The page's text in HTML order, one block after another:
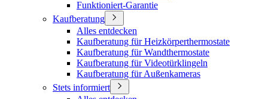
Funktioniert-Garantie
Kaufberatung
Alles entdecken
Kaufberatung für Heizkörperthermostate
Kaufberatung für Wandthermostate
Kaufberatung für Videotürklingeln
Kaufberatung für Außenkameras
Stets informiert